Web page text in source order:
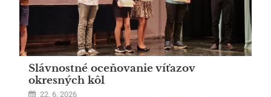
Slávnostné oceňovanie víťazov
okresných kôl
22. 6. 2026